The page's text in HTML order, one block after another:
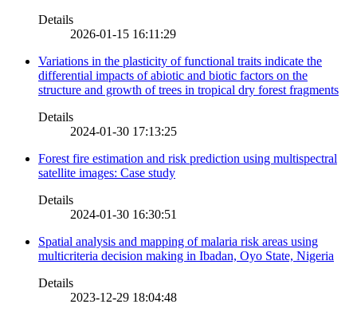
Details
2026-01-15 16:11:29
Variations in the plasticity of functional traits indicate the
differential impacts of abiotic and biotic factors on the
structure and growth of trees in tropical dry forest fragments
Details
2024-01-30 17:13:25
Forest fire estimation and risk prediction using multispectral
satellite images: Case study
Details
2024-01-30 16:30:51
Spatial analysis and mapping of malaria risk areas using
multicriteria decision making in Ibadan, Oyo State, Nigeria
Details
2023-12-29 18:04:48